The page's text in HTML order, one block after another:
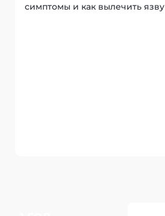
симптомы и как вылечить язву